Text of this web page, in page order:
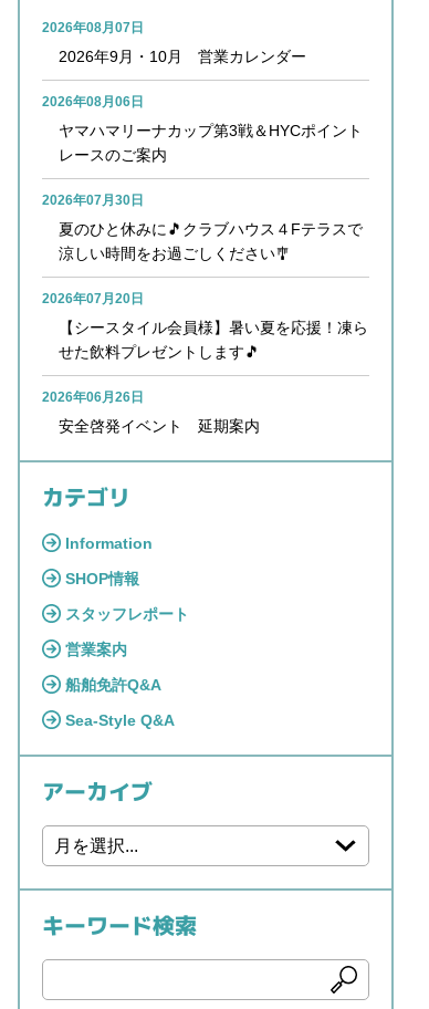
2026年08月07日
2026年9月・10月 営業カレンダー
2026年08月06日
ヤマハマリーナカップ第3戦＆HYCポイント
レースのご案内
2026年07月30日
夏のひと休みに🎵クラブハウス４Fテラスで
涼しい時間をお過ごしください🎐
2026年07月20日
【シースタイル会員様】暑い夏を応援！凍ら
せた飲料プレゼントします🎵
2026年06月26日
安全啓発イベント 延期案内
カテゴリ
Information
SHOP情報
スタッフレポート
営業案内
船舶免許Q&A
Sea-Style Q&A
アーカイブ
キーワード検索